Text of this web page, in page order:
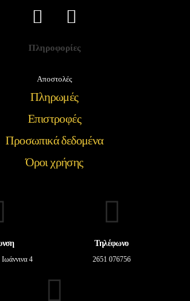
Πληροφορίες
Αποστολές
Πληρωμές
Επιστροφές
Προσωπικά δεδομένα
Όροι χρήσης
4
Τηλέφωνο
2651 076756